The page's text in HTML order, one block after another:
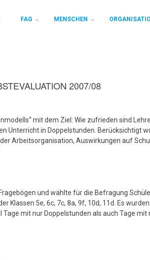
FAG MENSCHEN
2007/08
mit dem Ziel: Wie zufrieden sind
Unterricht in Doppelstunden. Berücksichtigt
Arbeitsorganisation, Auswirkungen auf
und wählte für die Befragung
Klassen 5e, 6c, 7c, 8a, 9f, 10d, 11d. Es
Tage mit nur Doppelstunden als auch Tage mit